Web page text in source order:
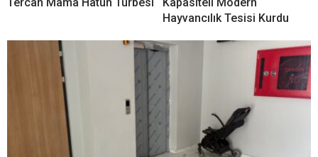
Hayvancılık Tesisi Kurdu